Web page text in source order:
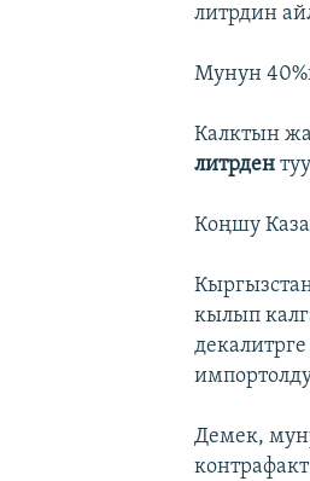
литрдин
Мунун
Калктын
литрден
Коңшу
кылып
Демек,